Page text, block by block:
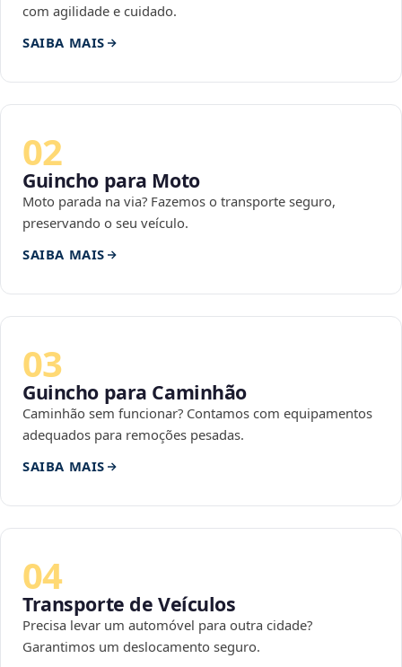
com agilidade e cuidado.
SAIBA MAIS
02
Guincho para Moto
Moto parada na via? Fazemos o transporte seguro,
preservando o seu veículo.
SAIBA MAIS
03
Guincho para Caminhão
Caminhão sem funcionar? Contamos com equipamentos
adequados para remoções pesadas.
SAIBA MAIS
04
Transporte de Veículos
Precisa levar um automóvel para outra cidade?
Garantimos um deslocamento seguro.